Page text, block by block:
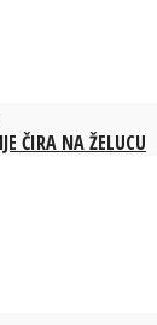
ČIRA NA ŽELUCU